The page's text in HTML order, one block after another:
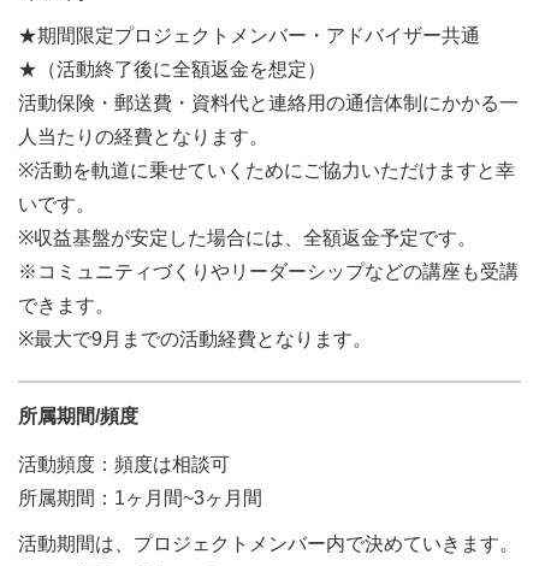
★期間限定プロジェクトメンバー・アドバイザー共通
★（活動終了後に全額返金を想定）
活動保険・郵送費・資料代と連絡用の通信体制にかかる一
人当たりの経費となります。
※活動を軌道に乗せていくためにご協力いただけますと幸
いです。
※収益基盤が安定した場合には、全額返金予定です。
※コミュニティづくりやリーダーシップなどの講座も受講
できます。
※最大で9月までの活動経費となります。
所属期間/頻度
活動頻度：頻度は相談可
所属期間：1ヶ月間~3ヶ月間
活動期間は、プロジェクトメンバー内で決めていきます。